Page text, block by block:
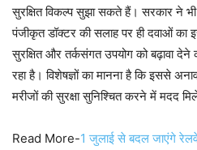
सुरक्षित विकल्प सुझा सकते हैं। सरकार ने
पंजीकृत डॉक्टर की सलाह पर ही दवाओं
सुरक्षित और तर्कसंगत उपयोग को बढ़ावा
रहा है। विशेषज्ञों का मानना है कि इससे
मरीजों की सुरक्षा सुनिश्चित करने में मदद
Read More-1 जुलाई से बदल जाएंगे रेलवे